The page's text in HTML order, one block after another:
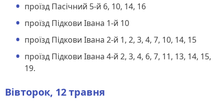
проїзд Пасічний 5-й 6, 10, 14, 16
проїзд Підкови Івана 1-й 10
проїзд Підкови Івана 2-й 1, 2, 3, 4, 7, 10, 14, 15
проїзд Підкови Івана 4-й 2, 3, 4, 6, 7, 11, 13, 14, 15,
19.
Вівторок, 12 травня